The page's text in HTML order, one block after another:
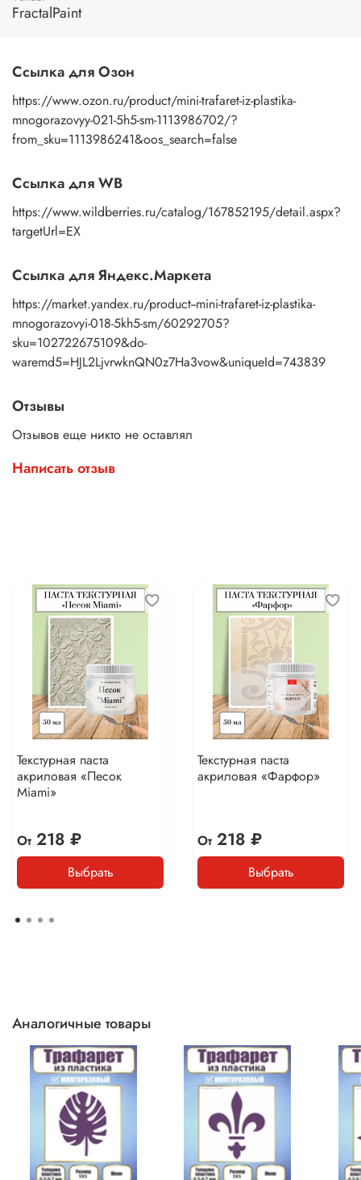
просушить бумажным полотенцем.
FractalPaint
Ссылка для Озон
https://www.ozon.ru/product/mini-trafaret-iz-plastika-
mnogorazovyy-021-5h5-sm-1113986702/?
from_sku=1113986241&oos_search=false
Ссылка для WB
https://www.wildberries.ru/catalog/167852195/detail.aspx?
targetUrl=EX
Ссылка для Яндекс.Маркета
https://market.yandex.ru/product--mini-trafaret-iz-plastika-
mnogorazovyi-018-5kh5-sm/60292705?
sku=102722675109&do-
waremd5=HJL2LjvrwknQN0z7Ha3vow&uniqueId=743839
Отзывы
Отзывов еще никто не оставлял
Написать отзыв
Текстурная паста
акриловая «Песок
Miami»
От218 ₽
Выбрать
Текстурная паста
акриловая «Фарфор»
От218 ₽
Выбрать
Аналогичные товары